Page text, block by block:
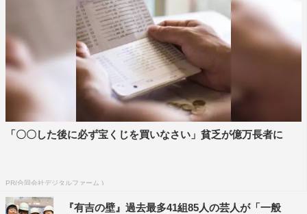
錦鯉
「〇〇した後に必ず宝くじを買いなさい」貧乏が億万長者に
PR(合同会社デジタルファーム )
『有吉の壁』過去最多41組85人の芸人が「一般